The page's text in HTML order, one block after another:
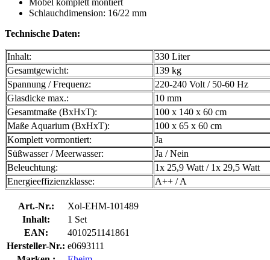
Schlauchdimension: 16/22 mm
Technische Daten:
Inhalt:
330 Liter
Gesamtgewicht:
139 kg
Spannung / Frequenz:
220-240 Volt / 50-60 Hz
Glasdicke max.:
10 mm
Gesamtmaße (BxHxT):
100 x 140 x 60 cm
Maße Aquarium (BxHxT):
100 x 65 x 60 cm
Komplett vormontiert:
Ja
Süßwasser / Meerwasser:
Ja / Nein
Beleuchtung:
1x 25,9 Watt / 1x 29,5 Watt
Energieeffizienzklasse:
A++ / A
Art.-Nr.:
Xol-EHM-101489
Inhalt:
1 Set
EAN:
4010251141861
Hersteller-Nr.: e0693111